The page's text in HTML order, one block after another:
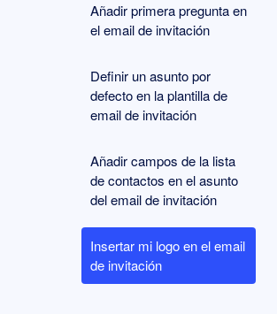
Añadir primera pregunta en
el email de invitación
Definir un asunto por
defecto en la plantilla de
email de invitación
Añadir campos de la lista
de contactos en el asunto
del email de invitación
Insertar mi logo en el email
de invitación